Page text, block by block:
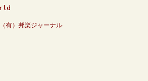
）邦楽ジャーナル